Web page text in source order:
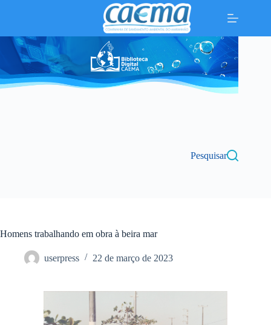
conteúdo
Pesquisar
Homens trabalhando em obra à beira mar
userpress 22 de março de 2023